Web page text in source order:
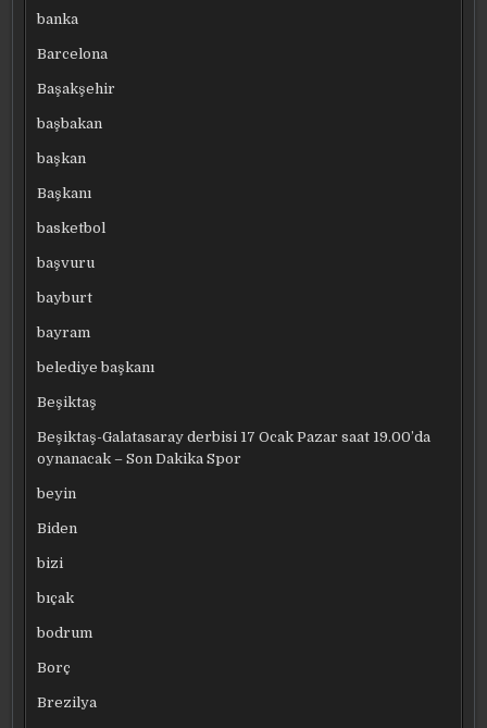
banka
Barcelona
Başakşehir
başbakan
başkan
Başkanı
basketbol
başvuru
bayburt
bayram
belediye başkanı
Beşiktaş
Beşiktaş-Galatasaray derbisi 17 Ocak Pazar saat 19.00’da
oynanacak – Son Dakika Spor
beyin
Biden
bizi
bıçak
bodrum
Borç
Brezilya